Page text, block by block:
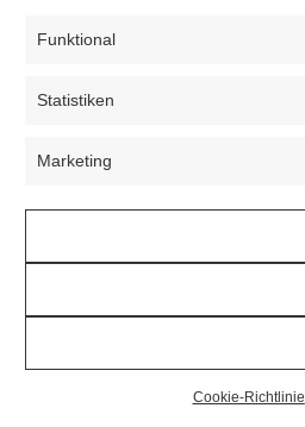
Funktional
Statistiken
Marketing
Cookie-Richtlinie